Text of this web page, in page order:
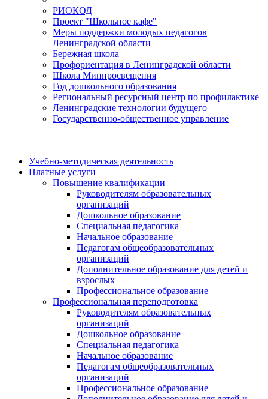
РИОКОД
Проект "Школьное кафе"
Меры поддержки молодых педагогов
Ленинградской области
Бережная школа
Профориентация в Ленинградской области
Школа Минпросвещения
Год дошкольного образования
Региональный ресурсный центр по профилактике
Ленинградские технологии будущего
Государственно-общественное управление
Учебно-методическая деятельность
Платные услуги
Повышение квалификации
Руководителям образовательных
организаций
Дошкольное образование
Специальная педагогика
Начальное образование
Педагогам общеобразовательных
организаций
Дополнительное образование для детей и
взрослых
Профессиональное образование
Профессиональная переподготовка
Руководителям образовательных
организаций
Дошкольное образование
Специальная педагогика
Начальное образование
Педагогам общеобразовательных
организаций
Профессиональное образование